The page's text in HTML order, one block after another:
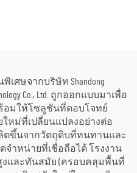
เศษจากบริษัท Shandong
Co., Ltd. ถูกออกแบบมาเพื่อ
อมให้โซลูชันที่ตอบโจทย์
หม่ที่เปลี่ยนแปลงอย่างต่อ
ตขึ้นจากวัตถุดิบที่ทนทานและ
ำหน่ายที่เชื่อถือได้ โรงงาน
งและทันสมัย (ครอบคลุมพื้นที่